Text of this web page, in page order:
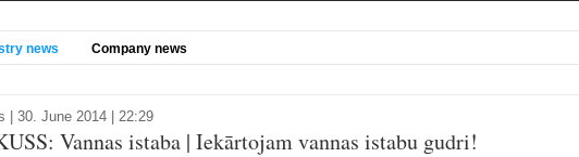
news Company news
30. June 2014 | 22:29
Vannas istaba | Iekārtojam vannas istabu gudri!